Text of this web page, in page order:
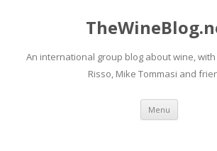
An international group blog about wine, with
Risso, Mike Tommasi and
Menu Skip
content